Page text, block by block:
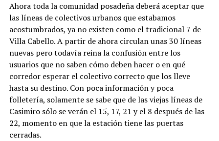
Ahora toda la comunidad posadeña deberá aceptar que
las líneas de colectivos urbanos que estabamos
acostumbrados, ya no existen como el tradicional 7 de
Villa Cabello. A partir de ahora circulan unas 30 líneas
nuevas pero todavía reina la confusión entre los
usuarios que no saben cómo deben hacer o en qué
corredor esperar el colectivo correcto que los lleve
hasta su destino. Con poca información y poca
folletería, solamente se sabe que de las viejas líneas de
Casimiro sólo se verán el 15, 17, 21 y el 8 después de las
22, momento en que la estación tiene las puertas
cerradas.